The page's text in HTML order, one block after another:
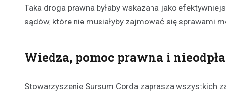
Taka droga prawna byłaby wskazana jako
sądów, które nie musiałyby zajmować się sprawami
Wiedza, pomoc prawna i
Stowarzyszenie Sursum Corda zaprasza wszystkich